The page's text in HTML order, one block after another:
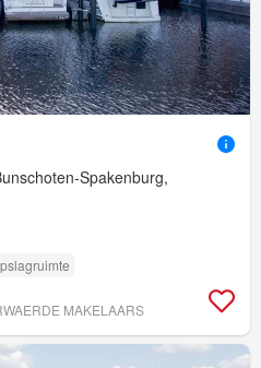
Spakenburg,
MAKELAARS